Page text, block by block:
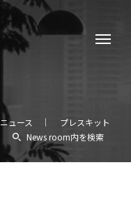
ニュース
プレスキット
News room内を検索